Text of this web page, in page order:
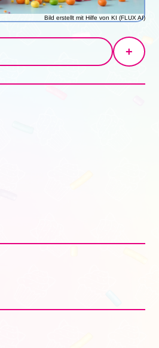
Bild erstellt mit Hilfe von KI (FLUX AI)
+